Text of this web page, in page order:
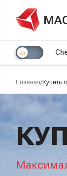
Главная/Купить